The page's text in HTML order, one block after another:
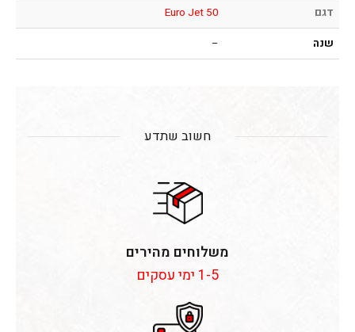
דגם
Euro Jet 50
שנה
–
חשוב שתדע
משלוחים מהירים
1-5 ימי עסקים